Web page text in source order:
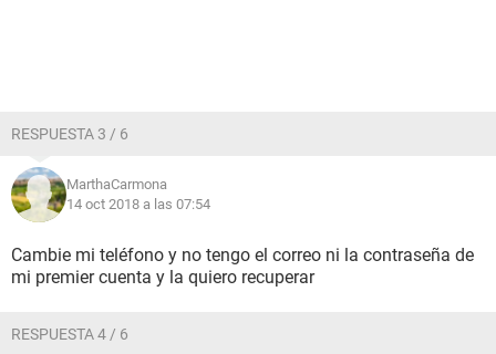
RESPUESTA 3 / 6
MarthaCarmona
14 oct 2018 a las 07:54
Cambie mi teléfono y no tengo el correo ni la contraseña de
mi premier cuenta y la quiero recuperar
RESPUESTA 4 / 6